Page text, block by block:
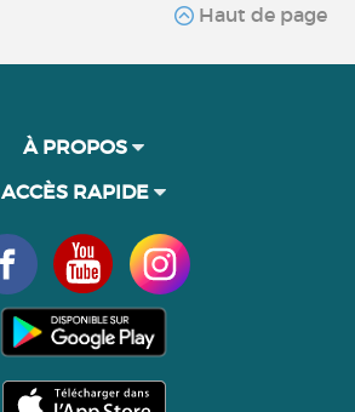
Haut de page
À PROPOS
ACCÈS RAPIDE